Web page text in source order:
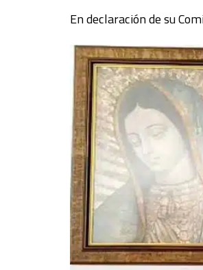
En declaración de su